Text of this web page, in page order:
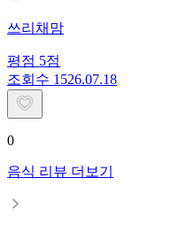
쓰리채맘
평점 5점
조회수 1526.07.18
0
음식 리뷰 더보기